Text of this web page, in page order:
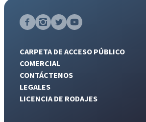
CARPETA DE ACCESO PÚBLICO
COMERCIAL
CONTÁCTENOS
LEGALES
LICENCIA DE RODAJES